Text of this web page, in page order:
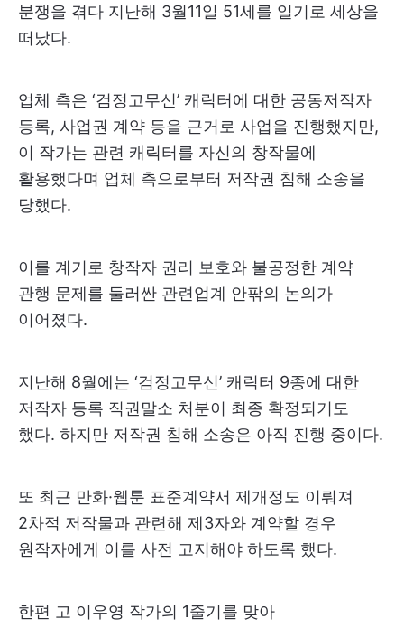
분쟁을 겪다 지난해 3월11일 51세를 일기로 세상을
떠났다.
업체 측은 ‘검정고무신’ 캐릭터에 대한 공동저작자
등록, 사업권 계약 등을 근거로 사업을 진행했지만,
이 작가는 관련 캐릭터를 자신의 창작물에
활용했다며 업체 측으로부터 저작권 침해 소송을
당했다.
이를 계기로 창작자 권리 보호와 불공정한 계약
관행 문제를 둘러싼 관련업계 안팎의 논의가
이어졌다.
지난해 8월에는 ‘검정고무신’ 캐릭터 9종에 대한
저작자 등록 직권말소 처분이 최종 확정되기도
했다. 하지만 저작권 침해 소송은 아직 진행 중이다.
또 최근 만화·웹툰 표준계약서 제개정도 이뤄져
2차적 저작물과 관련해 제3자와 계약할 경우
원작자에게 이를 사전 고지해야 하도록 했다.
한편 고 이우영 작가의 1줄기를 맞아